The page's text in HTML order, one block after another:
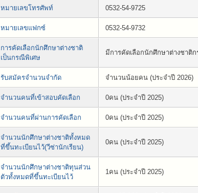
หมายเลขโทรศัพท์ 0532-54-9725
หมายเลขแฟกซ์ 0532-54-9732
การคัดเลือกนักศึกษาต่างชาติ
เป็นกรณีพิเศษ
มีการคัดเลือกนักศึกษาต่างชาติ
รับสมัครจำนวนจำกัด จำนวนน้อยคน (ประจำปี 2026)
จำนวนคนที่เข้าสอบคัดเลือก 0คน (ประจำปี 2025)
จำนวนคนที่ผ่านการคัดเลือก 0คน (ประจำปี 2025)
จำนวนนักศึกษาต่างชาติทั้งหมด
ที่ขึ้นทะเบียนไว้(วีซ่านักเรียน)
0คน (ประจำปี 2025)
จำนวนนักศึกษาต่างชาติทุนส่วน
ตัวทั้งหมดที่ขึ้นทะเบียนไว้
1คน (ประจำปี 2025)